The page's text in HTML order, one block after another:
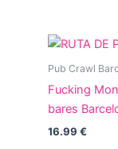
Pub Crawl
Fucking
bares
16.99 €